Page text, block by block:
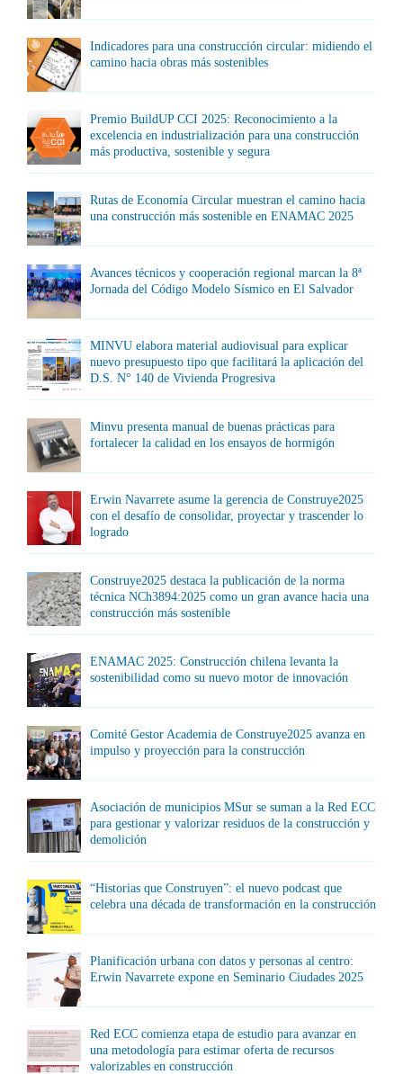
Indicadores para una construcción circular: midiendo el
camino hacia obras más sostenibles
Premio BuildUP CCI 2025: Reconocimiento a la
excelencia en industrialización para una construcción
más productiva, sostenible y segura
Rutas de Economía Circular muestran el camino hacia
una construcción más sostenible en ENAMAC 2025
Avances técnicos y cooperación regional marcan la 8ª
Jornada del Código Modelo Sísmico en El Salvador
MINVU elabora material audiovisual para explicar
nuevo presupuesto tipo que facilitará la aplicación del
D.S. N° 140 de Vivienda Progresiva
Minvu presenta manual de buenas prácticas para
fortalecer la calidad en los ensayos de hormigón
Erwin Navarrete asume la gerencia de Construye2025
con el desafío de consolidar, proyectar y trascender lo
logrado
Construye2025 destaca la publicación de la norma
técnica NCh3894:2025 como un gran avance hacia una
construcción más sostenible
ENAMAC 2025: Construcción chilena levanta la
sostenibilidad como su nuevo motor de innovación
Comité Gestor Academia de Construye2025 avanza en
impulso y proyección para la construcción
Asociación de municipios MSur se suman a la Red ECC
para gestionar y valorizar residuos de la construcción y
demolición
“Historias que Construyen”: el nuevo podcast que
celebra una década de transformación en la construcción
Planificación urbana con datos y personas al centro:
Erwin Navarrete expone en Seminario Ciudades 2025
Red ECC comienza etapa de estudio para avanzar en
una metodología para estimar oferta de recursos
valorizables en construcción